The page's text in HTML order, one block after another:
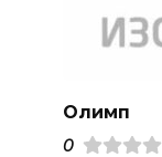
Олимп
0